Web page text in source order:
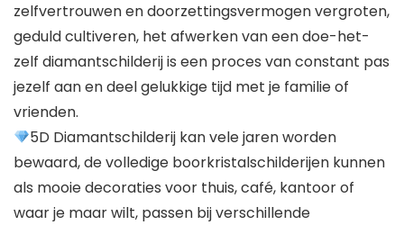
zelfvertrouwen en doorzettingsvermogen vergroten,
geduld cultiveren, het afwerken van een doe-het-
zelf diamantschilderij is een proces van constant pas
jezelf aan en deel gelukkige tijd met je familie of
vrienden.
5D Diamantschilderij kan vele jaren worden
bewaard, de volledige boorkristalschilderijen kunnen
als mooie decoraties voor thuis, café, kantoor of
waar je maar wilt, passen bij verschillende